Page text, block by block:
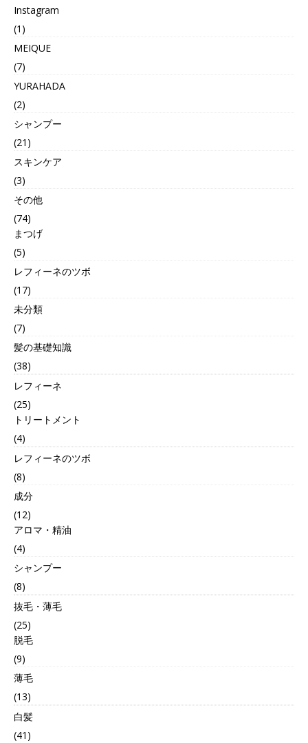
Instagram
(1)
MEIQUE
(7)
YURAHADA
(2)
シャンプー
(21)
スキンケア
(3)
その他
(74)
まつげ
(5)
レフィーネのツボ
(17)
未分類
(7)
髪の基礎知識
(38)
レフィーネ
(25)
トリートメント
(4)
レフィーネのツボ
(8)
成分
(12)
アロマ・精油
(4)
シャンプー
(8)
抜毛・薄毛
(25)
脱毛
(9)
薄毛
(13)
白髪
(41)